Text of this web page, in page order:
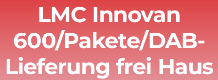
Service
Über uns
Wohnmobile
LMC Innovan
600/Pakete/DAB-
Lieferung frei Haus